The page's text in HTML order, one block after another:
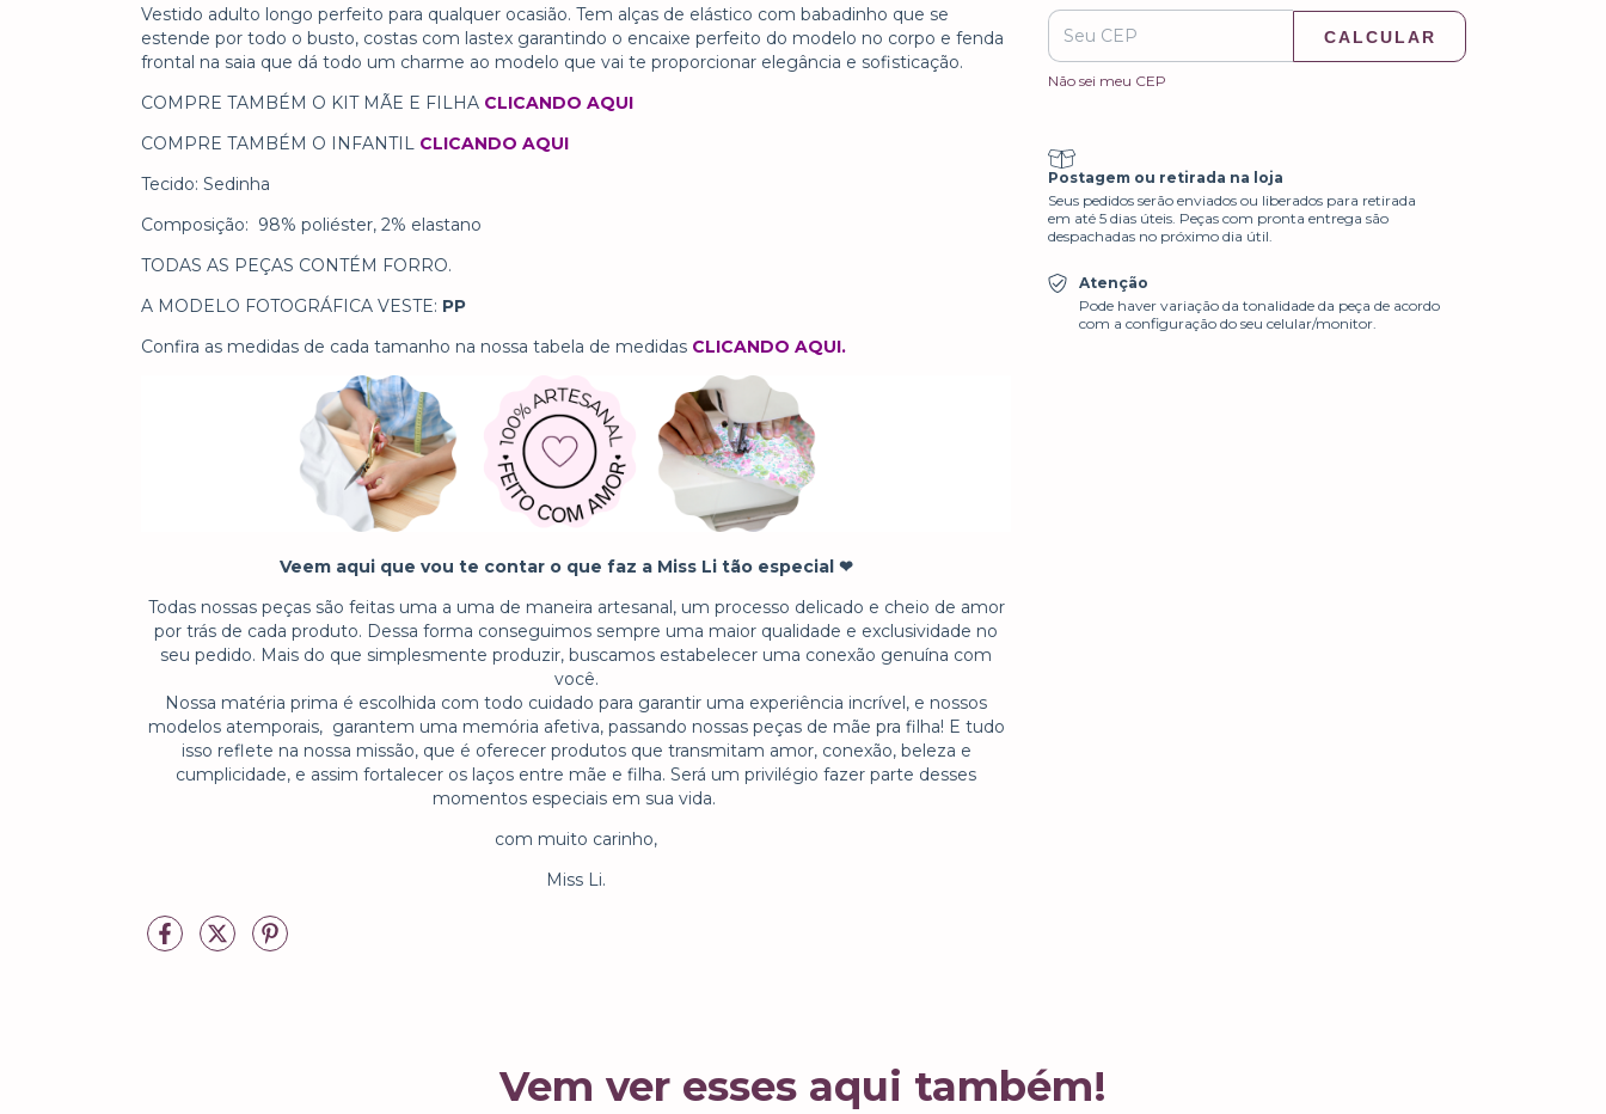
Vestido adulto longo perfeito para qualquer ocasião. Tem alças de elástico com babadinho que se
estende por todo o busto, costas com lastex garantindo o encaixe perfeito do modelo no corpo e fenda
frontal na saia que dá todo um charme ao modelo que vai te proporcionar elegância e sofisticação.
COMPRE TAMBÉM O KIT MÃE E FILHA CLICANDO AQUI
COMPRE TAMBÉM O INFANTIL CLICANDO AQUI
Tecido: Sedinha
Composição: 98% poliéster, 2% elastano
TODAS AS PEÇAS CONTÉM FORRO.
A MODELO FOTOGRÁFICA VESTE: PP
Confira as medidas de cada tamanho na nossa tabela de medidas CLICANDO AQUI.
Veem aqui que vou te contar o que faz a Miss Li tão especial ❤
Todas nossas peças são feitas uma a uma de maneira artesanal, um processo delicado e cheio de amor
por trás de cada produto. Dessa forma conseguimos sempre uma maior qualidade e exclusividade no
seu pedido. Mais do que simplesmente produzir, buscamos estabelecer uma conexão genuína com
você.
Nossa matéria prima é escolhida com todo cuidado para garantir uma experiência incrível, e nossos
modelos atemporais, garantem uma memória afetiva, passando nossas peças de mãe pra filha! E tudo
isso reflete na nossa missão, que é oferecer produtos que transmitam amor, conexão, beleza e
cumplicidade, e assim fortalecer os laços entre mãe e filha. Será um privilégio fazer parte desses
momentos especiais em sua vida.
com muito carinho,
Miss Li.
CALCULAR
Não sei meu CEP
Postagem ou retirada na loja
Seus pedidos serão enviados ou liberados para retirada
em até 5 dias úteis. Peças com pronta entrega são
despachadas no próximo dia útil.
Atenção
Pode haver variação da tonalidade da peça de acordo
com a configuração do seu celular/monitor.
Vem ver esses aqui também!